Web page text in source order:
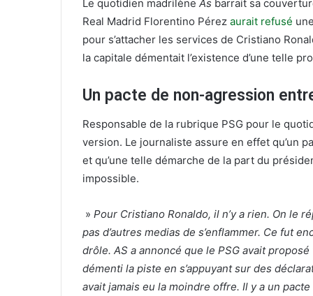
r
T
w
t
r
n
c
o
u
r
e
l
Le quotidien madrilène As barrait sa
Real Madrid Florentino Pérez aurait refusé
pour s’attacher les services de Cristiano
la capitale démentait l’existence d’une telle
Un pacte de non-agression
Responsable de la rubrique PSG pour le
version. Le journaliste assure en effet qu’un
et qu’une telle démarche de la part du
impossible.
» Pour Cristiano Ronaldo, il n’y a rien. On le
pas d’autres medias de s’enflammer. Ce fut
drôle. AS a annoncé que le PSG avait
démenti la piste en s’appuyant sur des
avait jamais eu la moindre offre. Il y a un